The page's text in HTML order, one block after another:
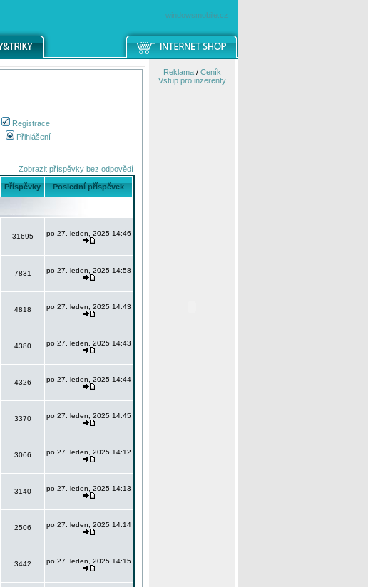
windowsmobile.cz
Registrace
Přihlášení
Zobrazit příspěvky bez odpovědí
Příspěvky Poslední příspěvek
31695 po 27. leden, 2025 14:46
7831 po 27. leden, 2025 14:58
4818 po 27. leden, 2025 14:43
4380 po 27. leden, 2025 14:43
4326 po 27. leden, 2025 14:44
3370 po 27. leden, 2025 14:45
3066 po 27. leden, 2025 14:12
3140 po 27. leden, 2025 14:13
2506 po 27. leden, 2025 14:14
3442 po 27. leden, 2025 14:15
Reklama/ Ceník
Vstup pro inzerenty